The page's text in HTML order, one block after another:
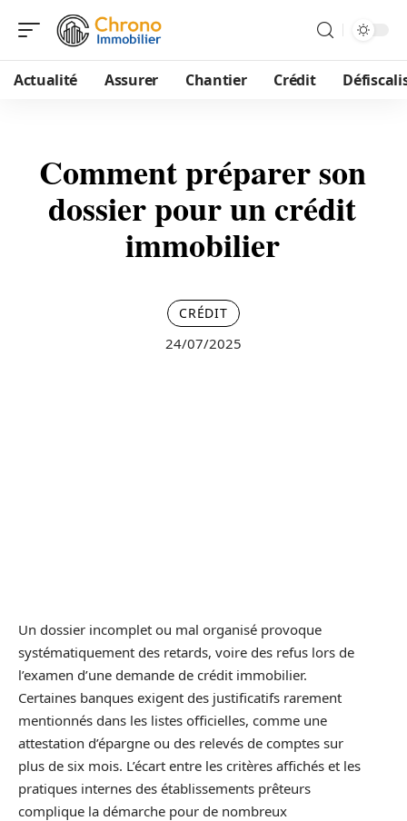
Actualité Assurer Chantier Crédit
Comment préparer son
dossier pour un crédit
immobilier
CRÉDIT
24/07/2025
Un dossier incomplet ou mal organisé provoque
systématiquement des retards, voire des refus lors de
l’examen d’une demande de crédit immobilier.
Certaines banques exigent des justificatifs rarement
mentionnés dans les listes officielles, comme une
attestation d’épargne ou des relevés de comptes sur
plus de six mois. L’écart entre les critères affichés et les
pratiques internes des établissements prêteurs
complique la démarche pour de nombreux